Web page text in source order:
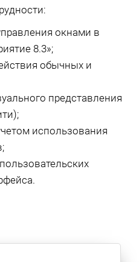
окнами в
8.3»;
обычных и
представления
использования